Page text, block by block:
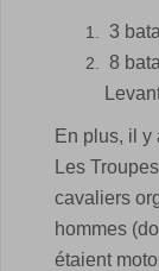
3
8
En plus, il y
Les
cavaliers
hommes
étaient